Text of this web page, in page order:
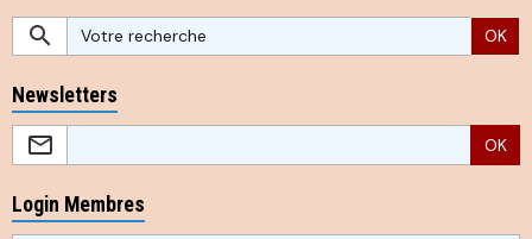
OK
Newsletters
OK
Login Membres